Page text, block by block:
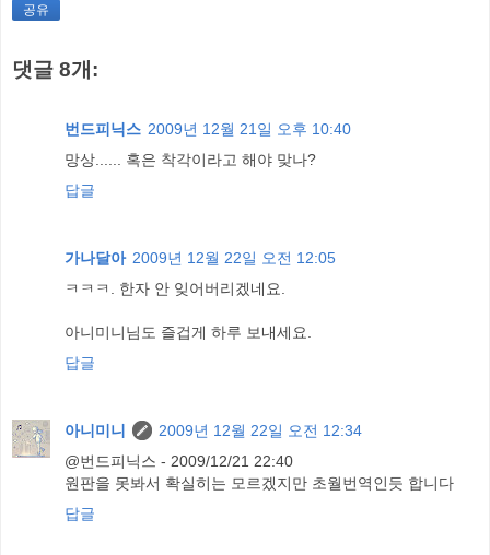
공유
댓글 8개:
번드피닉스 2009년 12월 21일 오후 10:40
망상...... 혹은 착각이라고 해야 맞나?
답글
가나달아 2009년 12월 22일 오전 12:05
ㅋㅋㅋ. 한자 안 잊어버리겠네요.
아니미니님도 즐겁게 하루 보내세요.
답글
아니미니
2009년 12월 22일 오전 12:34
@번드피닉스 - 2009/12/21 22:40
원판을 못봐서 확실히는 모르겠지만 초월번역인듯 합니다
답글